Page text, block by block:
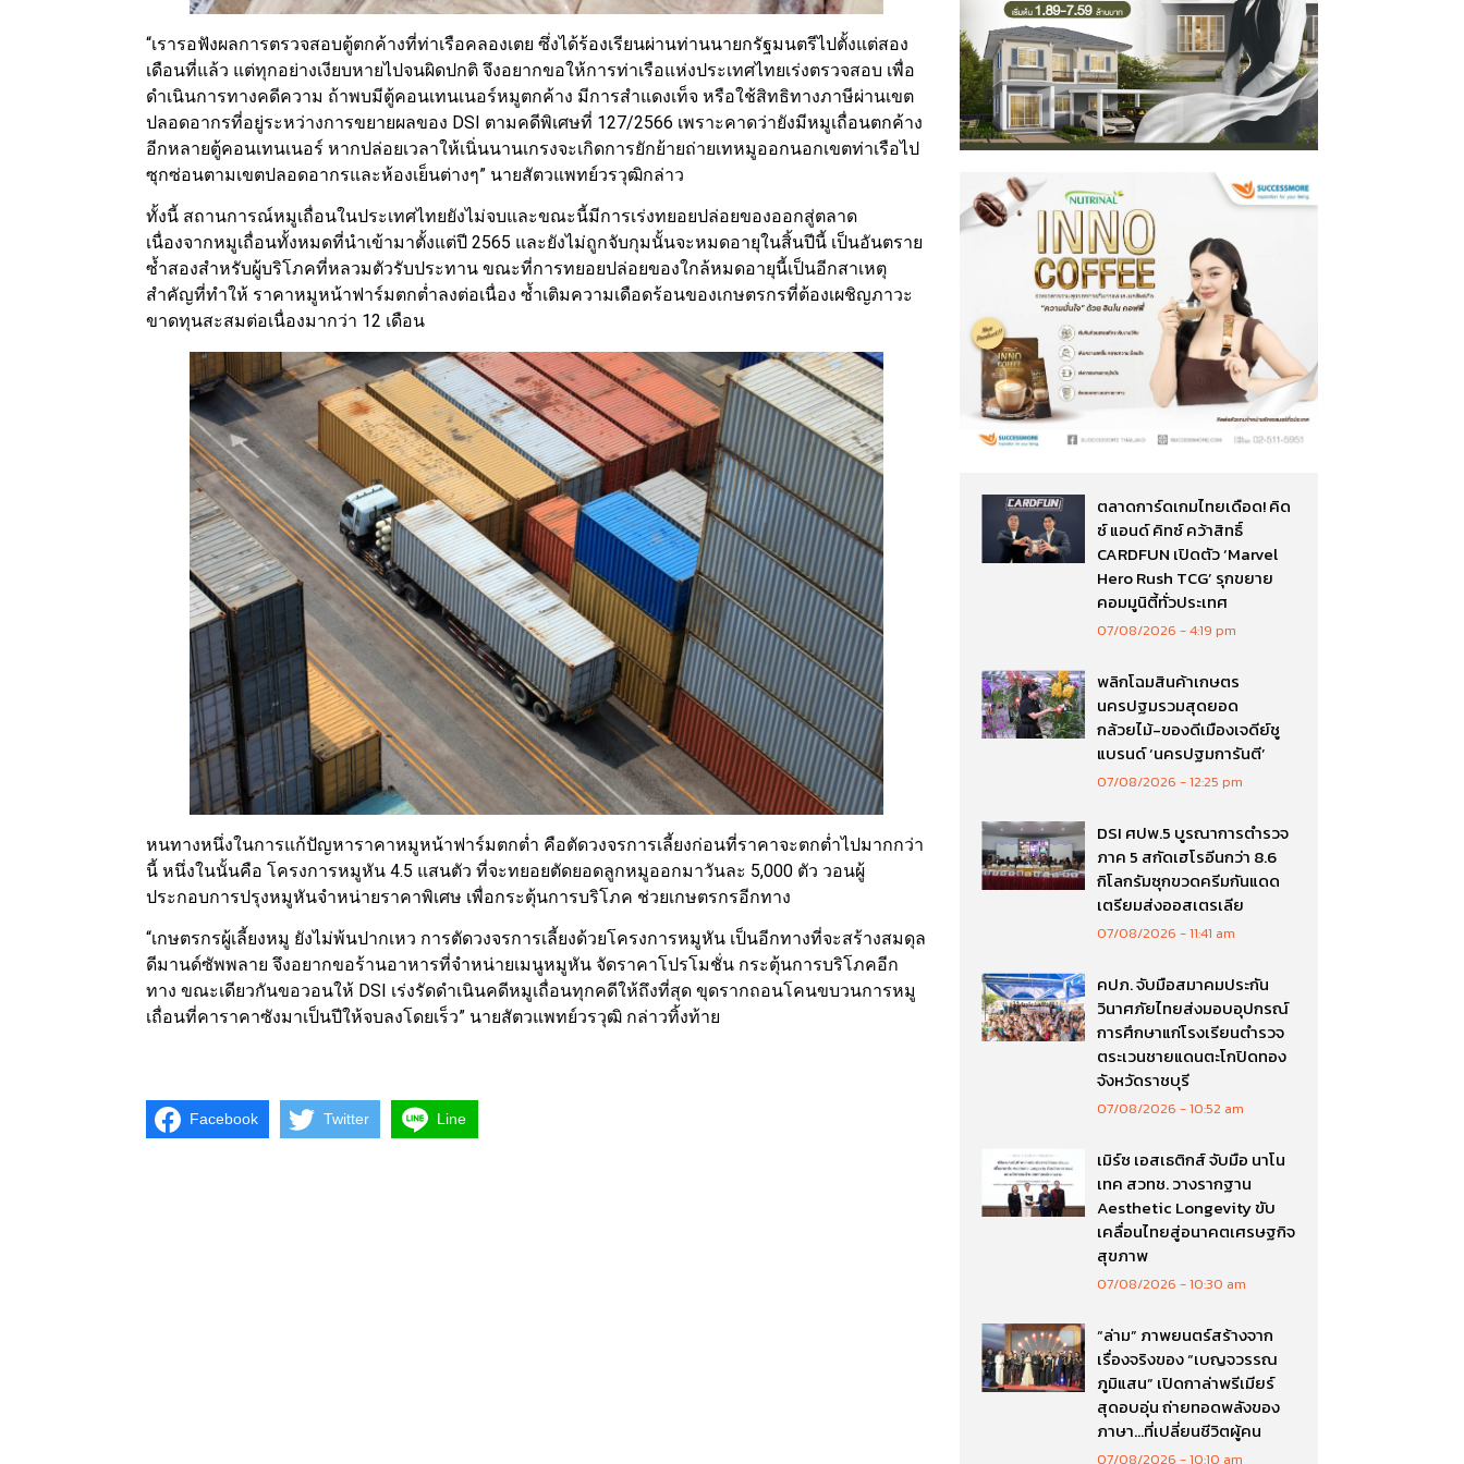
“เรารอฟังผลการตรวจสอบตู้ตกค้างที่ท่าเรือคลองเตย ซึ่งได้ร้องเรียนผ่านท่านนายกรัฐมนตรีไปตั้งแต่สอง
เดือนที่แล้ว แต่ทุกอย่างเงียบหายไปจนผิดปกติ จึงอยากขอให้การท่าเรือแห่งประเทศไทยเร่งตรวจสอบ เพื่อ
ดำเนินการทางคดีความ ถ้าพบมีตู้คอนเทนเนอร์หมูตกค้าง มีการสำแดงเท็จ หรือใช้สิทธิทางภาษีผ่านเขต
ปลอดอากรที่อยู่ระหว่างการขยายผลของ DSI ตามคดีพิเศษที่ 127/2566 เพราะคาดว่ายังมีหมูเถื่อนตกค้าง
อีกหลายตู้คอนเทนเนอร์ หากปล่อยเวลาให้เนิ่นนานเกรงจะเกิดการยักย้ายถ่ายเทหมูออกนอกเขตท่าเรือไป
ซุกซ่อนตามเขตปลอดอากรและห้องเย็นต่างๆ” นายสัตวแพทย์วรวุฒิกล่าว
ทั้งนี้ สถานการณ์หมูเถื่อนในประเทศไทยยังไม่จบและขณะนี้มีการเร่งทยอยปล่อยของออกสู่ตลาด
เนื่องจากหมูเถื่อนทั้งหมดที่นำเข้ามาตั้งแต่ปี 2565 และยังไม่ถูกจับกุมนั้นจะหมดอายุในสิ้นปีนี้ เป็นอันตราย
ซ้ำสองสำหรับผู้บริโภคที่หลวมตัวรับประทาน ขณะที่การทยอยปล่อยของใกล้หมดอายุนี้เป็นอีกสาเหตุ
สำคัญที่ทำให้ ราคาหมูหน้าฟาร์มตกต่ำลงต่อเนื่อง ซ้ำเติมความเดือดร้อนของเกษตรกรที่ต้องเผชิญภาวะ
ขาดทุนสะสมต่อเนื่องมากว่า 12 เดือน
หนทางหนึ่งในการแก้ปัญหาราคาหมูหน้าฟาร์มตกต่ำ คือตัดวงจรการเลี้ยงก่อนที่ราคาจะตกต่ำไปมากกว่า
นี้ หนึ่งในนั้นคือ โครงการหมูหัน 4.5 แสนตัว ที่จะทยอยตัดยอดลูกหมูออกมาวันละ 5,000 ตัว วอนผู้
ประกอบการปรุงหมูหันจำหน่ายราคาพิเศษ เพื่อกระตุ้นการบริโภค ช่วยเกษตรกรอีกทาง
“เกษตรกรผู้เลี้ยงหมู ยังไม่พ้นปากเหว การตัดวงจรการเลี้ยงด้วยโครงการหมูหัน เป็นอีกทางที่จะสร้างสมดุล
ดีมานด์ซัพพลาย จึงอยากขอร้านอาหารที่จำหน่ายเมนูหมูหัน จัดราคาโปรโมชั่น กระตุ้นการบริโภคอีก
ทาง ขณะเดียวกันขอวอนให้ DSI เร่งรัดดำเนินคดีหมูเถื่อนทุกคดีให้ถึงที่สุด ขุดรากถอนโคนขบวนการหมู
เถื่อนที่คาราคาซังมาเป็นปีให้จบลงโดยเร็ว” นายสัตวแพทย์วรวุฒิ กล่าวทิ้งท้าย
Facebook Twitter Line
ตลาดการ์ดเกมไทยเดือด! คิด
ซ์ แอนด์ คิทซ์ คว้าสิทธิ์
CARDFUN เปิดตัว ‘Marvel
Hero Rush TCG’ รุกขยาย
คอมมูนิตี้ทั่วประเทศ
07/08/2026 4:19 pm
พลิกโฉมสินค้าเกษตร
นครปฐมรวมสุดยอด
กล้วยไม้-ของดีเมืองเจดีย์ชู
แบรนด์ ‘นครปฐมการันตี’
07/08/2026 12:25 pm
DSI ศปพ.5 บูรณาการตำรวจ
ภาค 5 สกัดเฮโรอีนกว่า 8.6
กิโลกรัมซุกขวดครีมกันแดด
เตรียมส่งออสเตรเลีย
07/08/2026 11:41 am
คปภ. จับมือสมาคมประกัน
วินาศภัยไทยส่งมอบอุปกรณ์
การศึกษาแก่โรงเรียนตำรวจ
ตระเวนชายแดนตะโกปิดทอง
จังหวัดราชบุรี
07/08/2026 10:52 am
เมิร์ซ เอสเธติกส์ จับมือ นาโน
เทค สวทช. วางรากฐาน
Aesthetic Longevity ขับ
เคลื่อนไทยสู่อนาคตเศรษฐกิจ
สุขภาพ
07/08/2026 10:30 am
“ล่าม” ภาพยนตร์สร้างจาก
เรื่องจริงของ “เบญจวรรณ
ภูมิแสน” เปิดกาล่าพรีเมียร์
สุดอบอุ่น ถ่ายทอดพลังของ
ภาษา…ที่เปลี่ยนชีวิตผู้คน
07/08/2026 10:10 am